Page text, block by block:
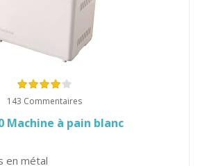
143 Commentaires
Machine à pain blanc
en métal